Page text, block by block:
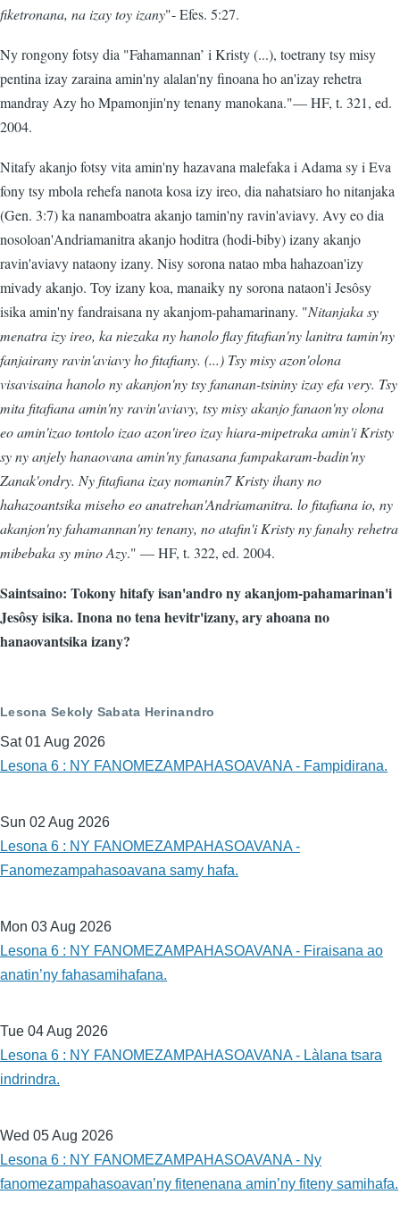
fiketronana, na izay toy izany"- Efes. 5:27.
Ny rongony fotsy dia "Fahamannan’ i Kristy (...), toetrany tsy misy
pentina izay zaraina amin'ny alalan'ny finoana ho an'izay rehetra
mandray Azy ho Mpamonjin'ny tenany manokana."— HF, t. 321, ed.
2004.
Nitafy akanjo fotsy vita amin'ny hazavana malefaka i Adama sy i Eva
fony tsy mbola rehefa nanota kosa izy ireo, dia nahatsiaro ho nitanjaka
(Gen. 3:7) ka nanamboatra akanjo tamin'ny ravin'aviavy. Avy eo dia
nosoloan'Andriamanitra akanjo hoditra (hodi-biby) izany akanjo
ravin'aviavy nataony izany. Nisy sorona natao mba hahazoan'izy
mivady akanjo. Toy izany koa, manaiky ny sorona nataon'i Jesôsy
isika amin'ny fandraisana ny akanjom-pahamarinany. "Nitanjaka sy
menatra izy ireo, ka niezaka ny hanolo flay fitafian'ny lanitra tamin'ny
fanjairany ravin'aviavy ho fitafiany. (...) Tsy misy azon'olona
visavisaina hanolo ny akanjon'ny tsy fananan-tsininy izay efa very. Tsy
mita fitafiana amin'ny ravin'aviavy, tsy misy akanjo fanaon'ny olona
eo amin'izao tontolo izao azon'ireo izay hiara-mipetraka amin'i Kristy
sy ny anjely hanaovana amin'ny fanasana fampakaram-badin'ny
Zanak'ondry. Ny fitafiana izay nomanin7 Kristy ihany no
hahazoantsika miseho eo anatrehan'Andriamanitra. lo fitafiana io, ny
akanjon'ny fahamannan'ny tenany, no atafin'i Kristy ny fanahy rehetra
mibebaka sy mino Azy." — HF, t. 322, ed. 2004.
Saintsaino: Tokony hitafy isan'andro ny akanjom-pahamarinan'i
Jesôsy isika. Inona no tena hevitr'izany, ary ahoana no
hanaovantsika izany?
Lesona Sekoly Sabata Herinandro
Sat 01 Aug 2026
Lesona 6 : NY FANOMEZAMPAHASOAVANA - Fampidirana.
Sun 02 Aug 2026
Lesona 6 : NY FANOMEZAMPAHASOAVANA -
Fanomezampahasoavana samy hafa.
Mon 03 Aug 2026
Lesona 6 : NY FANOMEZAMPAHASOAVANA - Firaisana ao
anatin’ny fahasamihafana.
Tue 04 Aug 2026
Lesona 6 : NY FANOMEZAMPAHASOAVANA - Làlana tsara
indrindra.
Wed 05 Aug 2026
Lesona 6 : NY FANOMEZAMPAHASOAVANA - Ny
fanomezampahasoavan’ny fitenenana amin’ny fiteny samihafa.